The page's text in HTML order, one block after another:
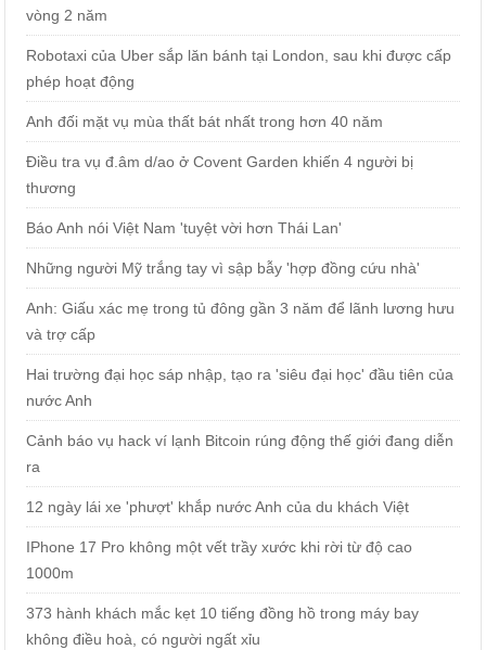
vòng 2 năm
Robotaxi của Uber sắp lăn bánh tại London, sau khi được cấp
phép hoạt động
Anh đối mặt vụ mùa thất bát nhất trong hơn 40 năm
Điều tra vụ đ.âm d/ao ở Covent Garden khiến 4 người bị
thương
Báo Anh nói Việt Nam 'tuyệt vời hơn Thái Lan'
Những người Mỹ trắng tay vì sập bẫy 'hợp đồng cứu nhà'
Anh: Giấu xác mẹ trong tủ đông gần 3 năm để lãnh lương hưu
và trợ cấp
Hai trường đại học sáp nhập, tạo ra 'siêu đại học' đầu tiên của
nước Anh
Cảnh báo vụ hack ví lạnh Bitcoin rúng động thế giới đang diễn
ra
12 ngày lái xe 'phượt' khắp nước Anh của du khách Việt
IPhone 17 Pro không một vết trầy xước khi rời từ độ cao
1000m
373 hành khách mắc kẹt 10 tiếng đồng hồ trong máy bay
không điều hoà, có người ngất xỉu